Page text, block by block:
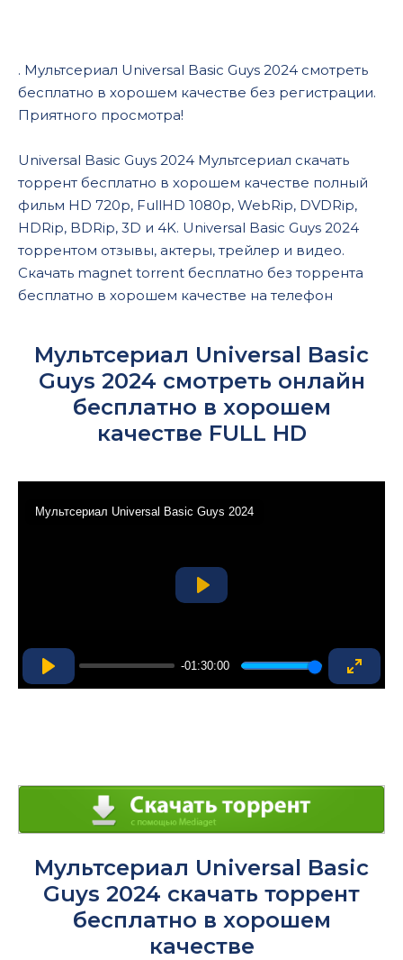
. Мультсериал Universal Basic Guys 2024 смотреть
бесплатно в хорошем качестве без регистрации.
Приятного просмотра!
Universal Basic Guys 2024 Мультсериал скачать
торрент бесплатно в хорошем качестве полный
фильм HD 720p, FullHD 1080p, WebRip, DVDRip,
HDRip, BDRip, 3D и 4K. Universal Basic Guys 2024
торрентом отзывы, актеры, трейлер и видео.
Скачать magnet torrent бесплатно без торрента
бесплатно в хорошем качестве на телефон
Мультсериал Universal Basic
Guys 2024 смотреть онлайн
бесплатно в хорошем
качестве FULL HD
Play
-01:30:00
Enter
Мультсериал Universal Basic Guys 2024
Мультсериал Universal Basic
Guys 2024 скачать торрент
бесплатно в хорошем
качестве